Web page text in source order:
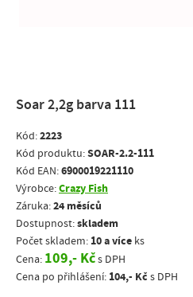
Soar 2,2g barva 111
Kód:2223
Kód produktu:SOAR-2.2-111
Kód EAN:6900019221110
Výrobce:Crazy Fish
Záruka:24 měsíců
Dostupnost:skladem
Počet skladem: 10 a více ks
Cena: 109,- Kčs DPH
Cena po přihlášení: 104,- Kč s DPH